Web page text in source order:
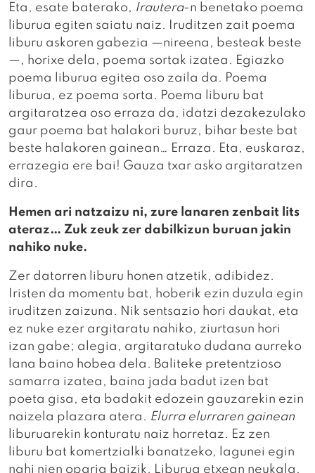
Eta, esate baterako, Irautera-n benetako poema
liburua egiten saiatu naiz. Iruditzen zait poema
liburu askoren gabezia —nireena, besteak beste
—, horixe dela, poema sortak izatea. Egiazko
poema liburua egitea oso zaila da. Poema
liburua, ez poema sorta. Poema liburu bat
argitaratzea oso erraza da, idatzi dezakezulako
gaur poema bat halakori buruz, bihar beste bat
beste halakoren gainean… Erraza. Eta, euskaraz,
errazegia ere bai! Gauza txar asko argitaratzen
dira.
Hemen ari natzaizu ni, zure lanaren zenbait lits
ateraz… Zuk zeuk zer dabilkizun buruan jakin
nahiko nuke.
Zer datorren liburu honen atzetik, adibidez.
Iristen da momentu bat, hoberik ezin duzula egin
iruditzen zaizuna. Nik sentsazio hori daukat, eta
ez nuke ezer argitaratu nahiko, ziurtasun hori
izan gabe; alegia, argitaratuko dudana aurreko
lana baino hobea dela. Baliteke pretentzioso
samarra izatea, baina jada badut izen bat
poeta gisa, eta badakit edozein gauzarekin ezin
naizela plazara atera. Elurra elurraren gainean
liburuarekin konturatu naiz horretaz. Ez zen
liburu bat komertzialki banatzeko, lagunei egin
nahi nien oparia baizik. Liburua etxean neukala,